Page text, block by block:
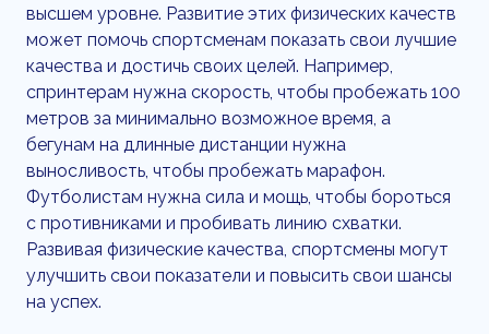
высшем уровне. Развитие этих физических качеств
может помочь спортсменам показать свои лучшие
качества и достичь своих целей. Например,
спринтерам нужна скорость, чтобы пробежать 100
метров за минимально возможное время, а
бегунам на длинные дистанции нужна
выносливость, чтобы пробежать марафон.
Футболистам нужна сила и мощь, чтобы бороться
с противниками и пробивать линию схватки.
Развивая физические качества, спортсмены могут
улучшить свои показатели и повысить свои шансы
на успех.